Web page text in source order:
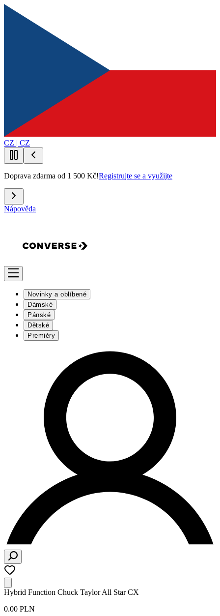
CZ | CZ
Doprava zdarma od 1 500 Kč!Registrujte se a využijte
Nápověda
Novinky a oblíbené
Dámské
Pánské
Dětské
Premiéry
Hybrid Function Chuck Taylor All Star CX
0.00 PLN